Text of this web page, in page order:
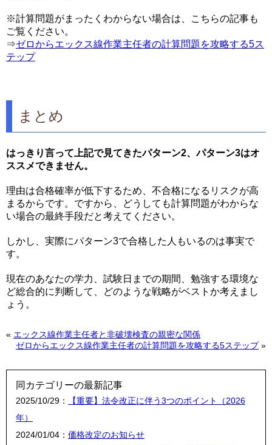
※計算問題がまったくわからない場合は、こちらの記事も
ご覧ください。
⇒ゼロからエックス線作業主任者の計算問題を攻略する5ス
テップ
まとめ
はっきり言って上記で見てきたパターン2、パターン3はオ
ススメできません。
理由は合格確率が低下するため、不合格になるリスクが高
まるからです。ですから、どうしても計算問題がわからな
い場合の最終手段だと考えてください。
しかし、実際にパターン3で合格した人もいるのは事実で
す。
現在のあなたの学力、試験日までの期間、勉強する環境な
ど総合的に判断して、どのような戦略がベストか考えまし
ょう。
« エックス線作業主任者と非破壊検査の親密な関係
ゼロからエックス線作業主任者の計算問題を攻略する5ステップ»
同カテゴリーの最新記事
2025/10/29：
【重要】法令改正に伴う3つのポイント（2026
年）
2024/01/04： 価格改定のお知らせ